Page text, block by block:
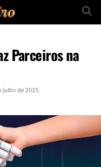
Parceiros na
julho de 2025